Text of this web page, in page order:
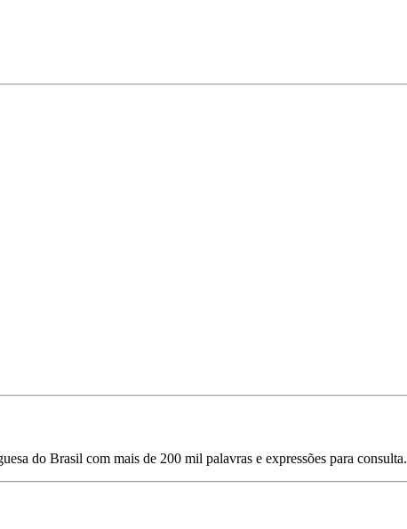
do Brasil com mais de 200 mil palavras e expressões para consulta.